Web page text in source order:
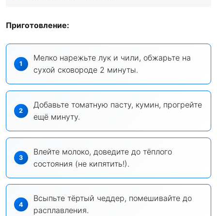
Приготовление:
Мелко нарежьте лук и чили, обжарьте на
сухой сковороде 2 минуты.
Добавьте томатную пасту, кумин, прогрейте
ещё минуту.
Влейте молоко, доведите до тёплого
состояния (не кипятить!).
Всыпьте тёртый чеддер, помешивайте до
расплавления.